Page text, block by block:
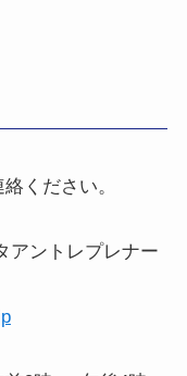
ください。
アントレプレナー